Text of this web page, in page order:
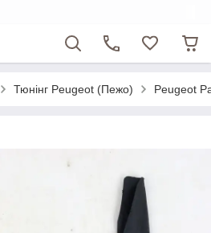
Тюнінг Peugeot (Пежо) Peugeot